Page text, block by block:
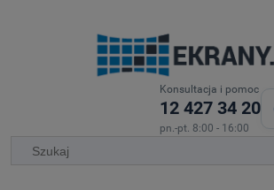
Konsultacja i pomoc
12 427 34 20
pn.-pt. 8:00 - 16:00